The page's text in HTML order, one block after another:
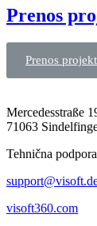
Prenos
Prenos
Mercedesstraße
71063
Tehnična
visoft360.com